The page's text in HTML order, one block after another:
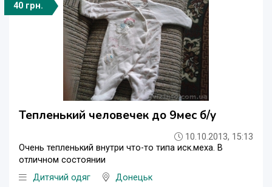
40 грн.
Тепленький человечек до 9мес б/у
10.10.2013, 15:13
Очень тепленький внутри что-то типа иск.меха. В
отличном состоянии
Дитячий одяг
Донецьк